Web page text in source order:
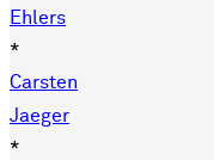
Ehlers
*
Carsten
Jaeger
*